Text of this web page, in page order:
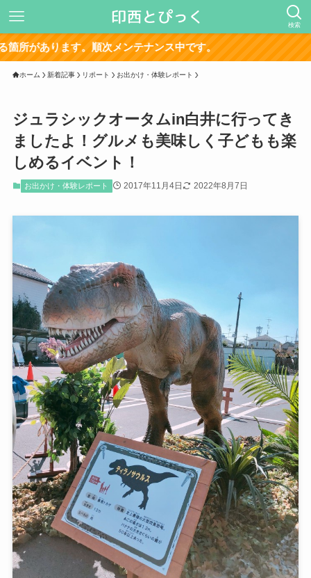
検索
サイト再構築の影響
ホーム 新着記事 リポート お出かけ・体験レポート
ジュラシックオータムin白井に行ってき
ましたよ！グルメも美味しく子どもも楽
しめるイベント！
お出かけ・体験レポート 2017年11月4日 2022年8月7日